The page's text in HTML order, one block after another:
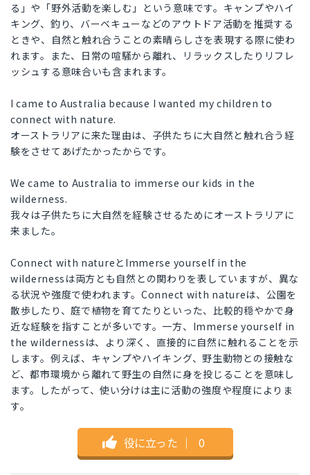
る」や「野外活動を楽しむ」という意味です。キャンプやハイ
キング、釣り、バーベキューなどのアウトドア活動を推奨する
ときや、自然と触れ合うことの素晴らしさを表現する際に使わ
れます。また、日常の喧騒から離れ、リラックスしたりリフレ
ッシュする意味合いも含まれます。
I came to Australia because I wanted my children to
connect with nature.
オーストラリアに来た理由は、子供たちに大自然と触れ合う経
験をさせてあげたかったからです。
We came to Australia to immerse our kids in the
wilderness.
我々は子供たちに大自然を経験させるためにオーストラリアに
来ました。
Connect with natureとImmerse yourself in the
wildernessは両方とも自然との関わりを表していますが、異な
る状況や強度で使われます。Connect with natureは、公園を
散歩したり、庭で植物を育てたりといった、比較的穏やかで身
近な経験を指すことが多いです。一方、Immerse yourself in
the wildernessは、より深く、直接的に自然に触れることを示
します。例えば、キャンプやハイキング、野生動物との接触な
ど、都市環境から離れて野生の自然に身を投じることを意味し
ます。したがって、使い分けは主に活動の強度や程度によりま
す。
役に立った ｜ 0